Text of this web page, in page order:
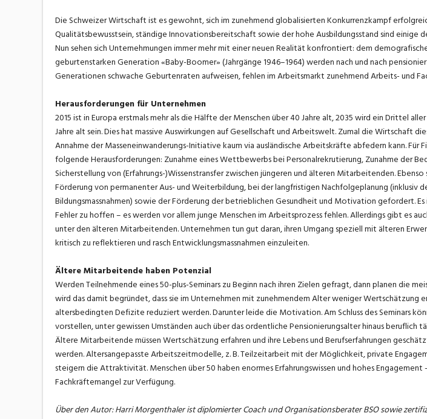
Die Schweizer Wirtschaft ist es gewohnt, sich im zunehmend globalisierten Konkurrenzkampf
Qualitätsbewusstsein, ständige Innovationsbereitschaft sowie der hohe Ausbildungsstand sind einige
Nun sehen sich Unternehmungen immer mehr mit einer neuen Realität konfrontiert: dem
geburtenstarken Generation «Baby-Boomer» (Jahrgänge 1946–1964) werden nach und nach
Generationen schwache Geburtenraten aufweisen, fehlen im Arbeitsmarkt zunehmend Arbeits- und
Herausforderungen für Unternehmen
2015 ist in Europa erstmals mehr als die Hälfte der Menschen über 40 Jahre alt, 2035 wird ein Drittel
Jahre alt sein. Dies hat massive Auswirkungen auf Gesellschaft und Arbeitswelt. Zumal die Wirtschaft
Annahme der Masseneinwanderungs-Initiative kaum via ausländische Arbeitskräfte abfedern kann. Für
folgende Herausforderungen: Zunahme eines Wettbewerbs bei Personalrekrutierung, Zunahme der
Sicherstellung von (Erfahrungs-)Wissenstransfer zwischen jüngeren und älteren Mitarbeitenden.
Förderung von permanenter Aus- und Weiterbildung, bei der langfristigen Nachfolgeplanung (inklusiv
Bildungsmassnahmen) sowie der Förderung der betrieblichen Gesundheit und Motivation gefordert. Es
Fehler zu hoffen – es werden vor allem junge Menschen im Arbeitsprozess fehlen. Allerdings gibt es
unter den älteren Mitarbeitenden. Unternehmen tun gut daran, ihren Umgang speziell mit älteren
kritisch zu reflektieren und rasch Entwicklungsmassnahmen einzuleiten.
Ältere Mitarbeitende haben Potenzial
Werden Teilnehmende eines 50-plus-Seminars zu Beginn nach ihren Zielen gefragt, dann planen die
wird das damit begründet, dass sie im Unternehmen mit zunehmendem Alter weniger Wertschätzung
altersbedingten Defizite reduziert werden. Darunter leide die Motivation. Am Schluss des Seminars
vorstellen, unter gewissen Umständen auch über das ordentliche Pensionierungsalter hinaus beruflich
Ältere Mitarbeitende müssen Wertschätzung erfahren und ihre Lebens und Berufserfahrungen
werden. Altersangepasste Arbeitszeitmodelle, z. B. Teilzeitarbeit mit der Möglichkeit, private
steigern die Attraktivität. Menschen über 50 haben enormes Erfahrungswissen und hohes
Fachkräftemangel zur Verfügung.
Über den Autor: Harri Morgenthaler ist diplomierter Coach und Organisationsberater BSO sowie